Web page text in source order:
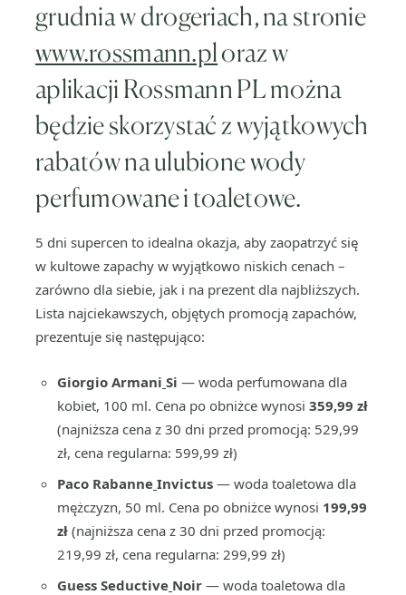
grudnia w drogeriach, na stronie
www.rossmann.ploraz w
aplikacji Rossmann PL można
będzie skorzystać z wyjątkowych
rabatów na ulubione wody
perfumowane i toaletowe.
5 dni supercen to idealna okazja, aby zaopatrzyć się
w kultowe zapachy w wyjątkowo niskich cenach –
zarówno dla siebie, jak i na prezent dla najbliższych.
Lista najciekawszych, objętych promocją zapachów,
prezentuje się następująco:
Giorgio Armani Si — woda perfumowana dla
kobiet, 100 ml. Cena po obniżce wynosi 359,99 zł
(najniższa cena z 30 dni przed promocją: 529,99
zł, cena regularna: 599,99 zł)
Paco Rabanne Invictus — woda toaletowa dla
mężczyzn, 50 ml. Cena po obniżce wynosi 199,99
zł (najniższa cena z 30 dni przed promocją:
219,99 zł, cena regularna: 299,99 zł)
Guess Seductive Noir — woda toaletowa dla